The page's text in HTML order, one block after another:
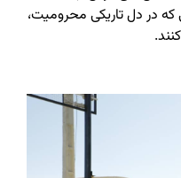
که در دل تاریکی محرومیت،